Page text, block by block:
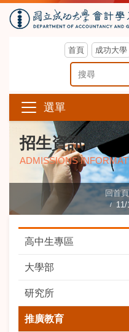
首頁 成功大學
搜尋關鍵字
選單
招生資訊
ADMISSIONS
回首頁
高中生專區
大學部
研究所
推廣教育